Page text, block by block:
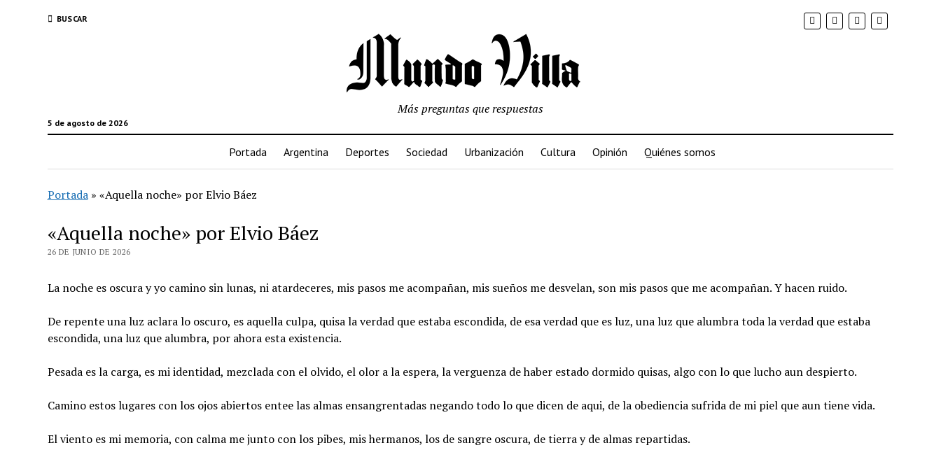
BUSCAR
5 de agosto de 2026
Más preguntas que respuestas
Portada Argentina Deportes Sociedad Urbanización Cultura Opinión Quiénes somos
Portada» «Aquella noche» por Elvio Báez
«Aquella noche» por Elvio Báez
26 DE JUNIO DE 2026
La noche es oscura y yo camino sin lunas, ni atardeceres, mis pasos me acompañan, mis sueños me desvelan, son mis pasos que me acompañan. Y hacen ruido.
De repente una luz aclara lo oscuro, es aquella culpa, quisa la verdad que estaba escondida, de esa verdad que es luz, una luz que alumbra toda la verdad que estaba
escondida, una luz que alumbra, por ahora esta existencia.
Pesada es la carga, es mi identidad, mezclada con el olvido, el olor a la espera, la verguenza de haber estado dormido quisas, algo con lo que lucho aun despierto.
Camino estos lugares con los ojos abiertos entee las almas ensangrentadas negando todo lo que dicen de aqui, de la obediencia sufrida de mi piel que aun tiene vida.
El viento es mi memoria, con calma me junto con los pibes, mis hermanos, los de sangre oscura, de tierra y de almas repartidas.